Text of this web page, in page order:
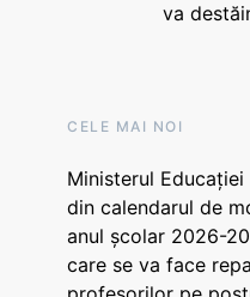
va
CELE MAI NOI
Ministerul
din calendarul de
anul școlar 2026-
care se va face